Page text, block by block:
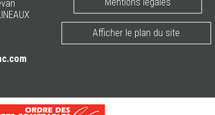
Afficher le plan du site